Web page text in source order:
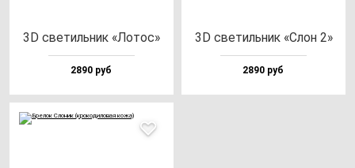
3D све­тиль­ник «Лотос»
2890 руб
3D све­тиль­ник «Слон 2»
2890 руб